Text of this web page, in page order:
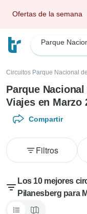
Ofertas de la semana
Circuitos Parque Nacional
Parque
Viajes en Marzo
Compartir
Filtros
Los 10 mejores
Pilanesberg para